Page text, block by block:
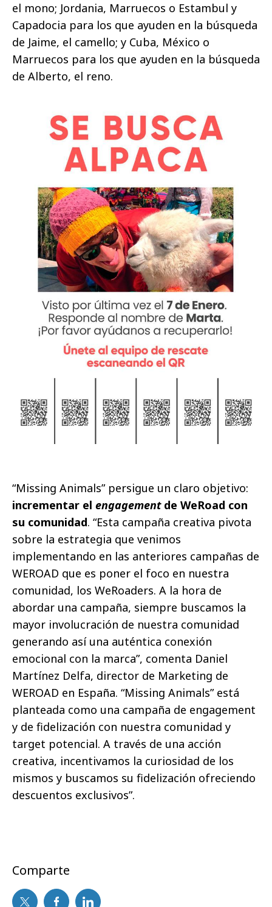
el mono; Jordania, Marruecos o Estambul y
Capadocia para los que ayuden en la búsqueda
de Jaime, el camello; y Cuba, México o
Marruecos para los que ayuden en la búsqueda
de Alberto, el reno.
“Missing Animals” persigue un claro objetivo:
incrementar el engagementde WeRoad con
su comunidad. “Esta campaña creativa pivota
sobre la estrategia que venimos
implementando en las anteriores campañas de
WEROAD que es poner el foco en nuestra
comunidad, los WeRoaders. A la hora de
abordar una campaña, siempre buscamos la
mayor involucración de nuestra comunidad
generando así una auténtica conexión
emocional con la marca”, comenta Daniel
Martínez Delfa, director de Marketing de
WEROAD en España. “Missing Animals” está
planteada como una campaña de engagement
y de fidelización con nuestra comunidad y
target potencial. A través de una acción
creativa, incentivamos la curiosidad de los
mismos y buscamos su fidelización ofreciendo
descuentos exclusivos”.
Comparte